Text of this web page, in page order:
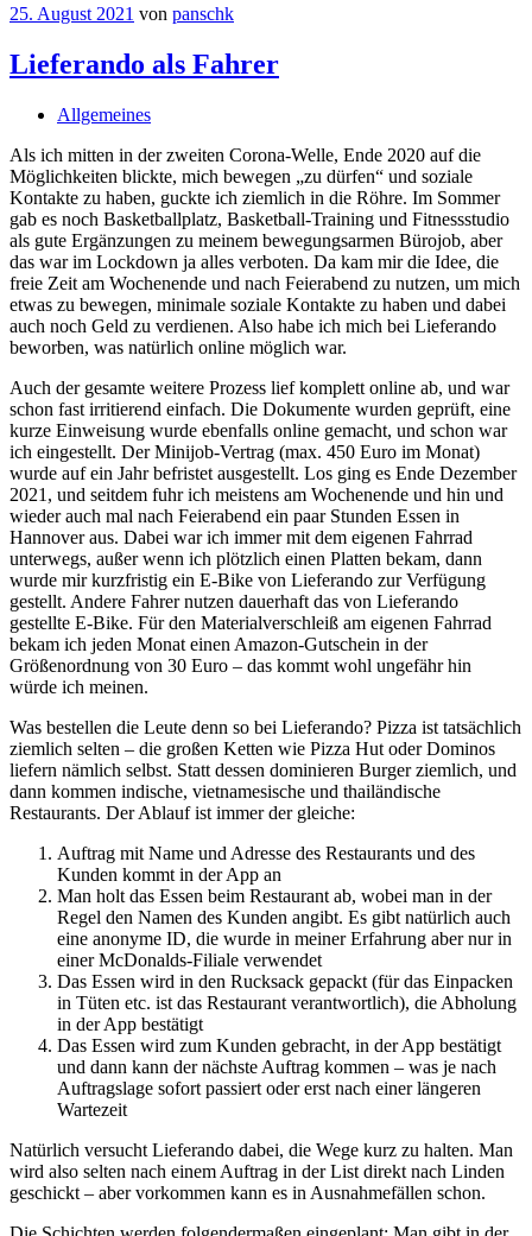
25. August 2021 von panschk
Lieferando als Fahrer
Allgemeines
Als ich mitten in der zweiten Corona-Welle, Ende 2020 auf die
Möglichkeiten blickte, mich bewegen „zu dürfen“ und soziale
Kontakte zu haben, guckte ich ziemlich in die Röhre. Im Sommer
gab es noch Basketballplatz, Basketball-Training und Fitnessstudio
als gute Ergänzungen zu meinem bewegungsarmen Bürojob, aber
das war im Lockdown ja alles verboten. Da kam mir die Idee, die
freie Zeit am Wochenende und nach Feierabend zu nutzen, um mich
etwas zu bewegen, minimale soziale Kontakte zu haben und dabei
auch noch Geld zu verdienen. Also habe ich mich bei Lieferando
beworben, was natürlich online möglich war.
Auch der gesamte weitere Prozess lief komplett online ab, und war
schon fast irritierend einfach. Die Dokumente wurden geprüft, eine
kurze Einweisung wurde ebenfalls online gemacht, und schon war
ich eingestellt. Der Minijob-Vertrag (max. 450 Euro im Monat)
wurde auf ein Jahr befristet ausgestellt. Los ging es Ende Dezember
2021, und seitdem fuhr ich meistens am Wochenende und hin und
wieder auch mal nach Feierabend ein paar Stunden Essen in
Hannover aus. Dabei war ich immer mit dem eigenen Fahrrad
unterwegs, außer wenn ich plötzlich einen Platten bekam, dann
wurde mir kurzfristig ein E-Bike von Lieferando zur Verfügung
gestellt. Andere Fahrer nutzen dauerhaft das von Lieferando
gestellte E-Bike. Für den Materialverschleiß am eigenen Fahrrad
bekam ich jeden Monat einen Amazon-Gutschein in der
Größenordnung von 30 Euro – das kommt wohl ungefähr hin
würde ich meinen.
Was bestellen die Leute denn so bei Lieferando? Pizza ist tatsächlich
ziemlich selten – die großen Ketten wie Pizza Hut oder Dominos
liefern nämlich selbst. Statt dessen dominieren Burger ziemlich, und
dann kommen indische, vietnamesische und thailändische
Restaurants. Der Ablauf ist immer der gleiche:
Auftrag mit Name und Adresse des Restaurants und des
Kunden kommt in der App an
Man holt das Essen beim Restaurant ab, wobei man in der
Regel den Namen des Kunden angibt. Es gibt natürlich auch
eine anonyme ID, die wurde in meiner Erfahrung aber nur in
einer McDonalds-Filiale verwendet
Das Essen wird in den Rucksack gepackt (für das Einpacken
in Tüten etc. ist das Restaurant verantwortlich), die Abholung
in der App bestätigt
Das Essen wird zum Kunden gebracht, in der App bestätigt
und dann kann der nächste Auftrag kommen – was je nach
Auftragslage sofort passiert oder erst nach einer längeren
Wartezeit
Natürlich versucht Lieferando dabei, die Wege kurz zu halten. Man
wird also selten nach einem Auftrag in der List direkt nach Linden
geschickt – aber vorkommen kann es in Ausnahmefällen schon.